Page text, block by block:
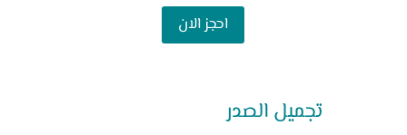
احجز الان
تجميل الصدر